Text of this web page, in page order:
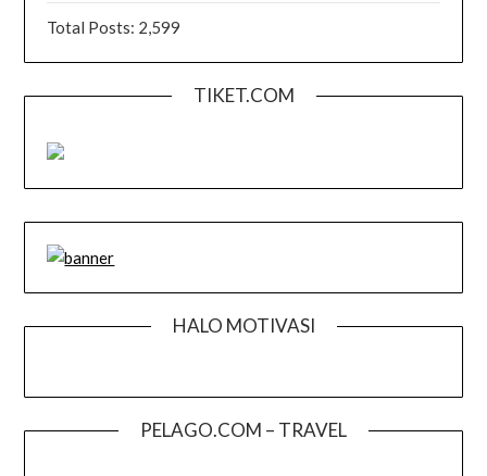
Total Posts: 2,599
TIKET.COM
HALO MOTIVASI
PELAGO.COM – TRAVEL